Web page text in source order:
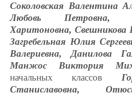
Соколовская Валентина
Любовь Петровна,
Харитоновна, Свешникова
Загребельная Юлия
Валериевна, Данилова
Манжос Виктория
начальных классов
Станиславовна,